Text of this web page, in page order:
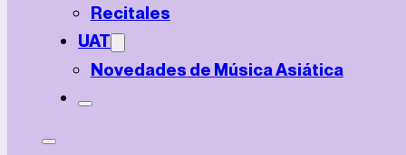
Recitales
UAT
Novedades de Música Asiática